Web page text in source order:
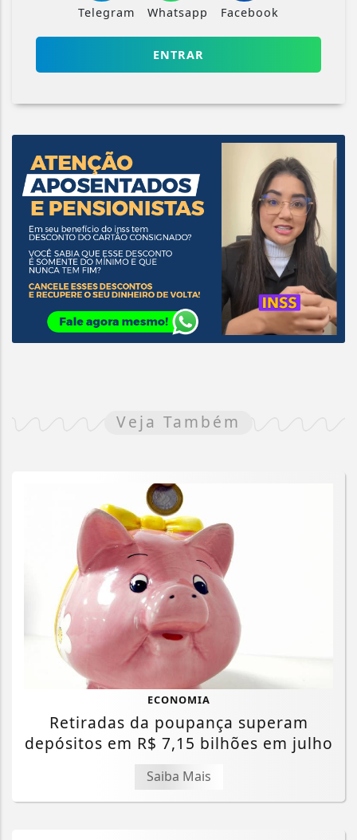
Telegram Whatsapp Facebook
ENTRAR
Veja Também
ECONOMIA
Retiradas da poupança superam
depósitos em R$ 7,15 bilhões em julho
Saiba Mais